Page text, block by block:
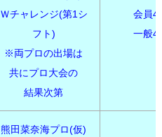
Ｗチャレンジ(第1シ
フト)
※両プロの出場は
共にプロ大会の
結果次第
会員
一般
熊田菜奈海プロ(仮)